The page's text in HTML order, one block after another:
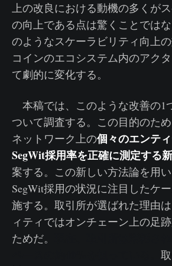
上の改良における動機の多くが
の向上である点は驚くことでは
のようなスケーラビリティ向上
コインのエコシステム内のアク
て劇的に変化する。
本稿では、このような改善の1
ついて調査する。この目的のた
ネットワーク上の個々のエンテ
SegWit採用率を正確に測定する
案する。この新しい方法論を用
SegWit採用の状況に注目したケ
施する。取引所が選ばれた理由
ィティではオンチェーン上の足
ためだ。